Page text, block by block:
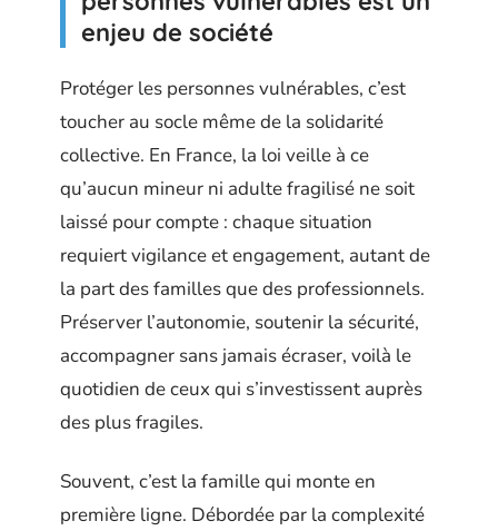
enjeu de société
Protéger les personnes vulnérables, c’est
toucher au socle même de la solidarité
collective. En France, la loi veille à ce
qu’aucun mineur ni adulte fragilisé ne soit
laissé pour compte : chaque situation
requiert vigilance et engagement, autant de
la part des familles que des professionnels.
Préserver l’autonomie, soutenir la sécurité,
accompagner sans jamais écraser, voilà le
quotidien de ceux qui s’investissent auprès
des plus fragiles.
Souvent, c’est la famille qui monte en
première ligne. Débordée par la complexité